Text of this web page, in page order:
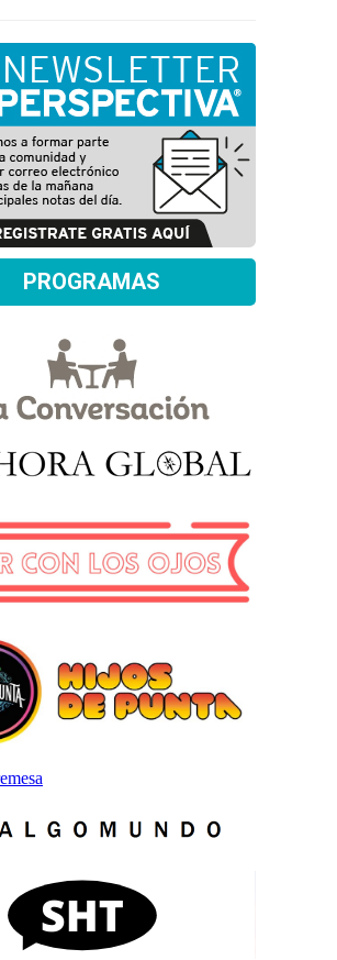
PROGRAMAS